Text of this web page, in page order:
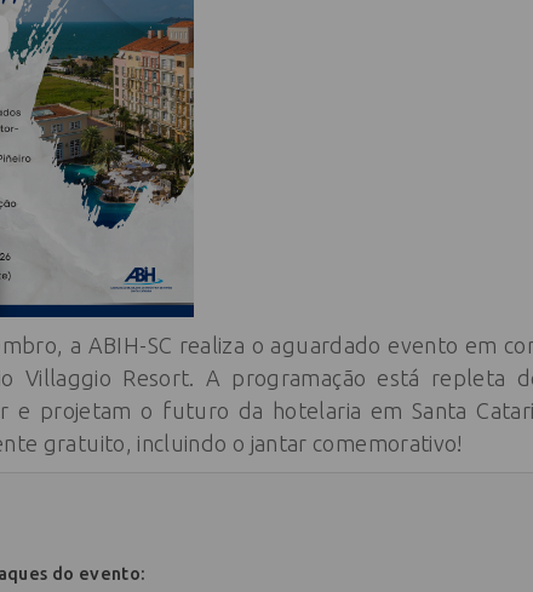
a ABIH-SC realiza o aguardado evento em
Villaggio Resort. A programação está repleta
e projetam o futuro da hotelaria em Santa
gratuito, incluindo o jantar comemorativo!
do evento: